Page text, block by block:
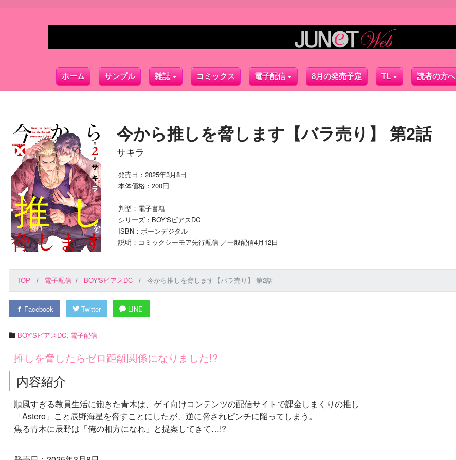
ホーム サンプル 雑誌 コミックス 電子配信 8月の発売予定 TL 読者の方へ
今から推しを脅します【バラ売り】 第2話
サキラ
発売日：2025年3月8日
本体価格：200円
判型：電子書籍
シリーズ：BOY'SピアスDC
ISBN：ボーンデジタル
説明：コミックシーモア先行配信 ／一般配信4月12日
TOP 電子配信 BOY'SピアスDC 今から推しを脅します【バラ売り】 第2話
Facebook Twitter LINE
BOY'SピアスDC, 電子配信
推しを脅したらゼロ距離関係になりました!?
内容紹介
順風すぎる教員生活に飽きた青木は、ゲイ向けコンテンツの配信サイトで課金しまくりの推し
「Astero」こと辰野海星を脅すことにしたが、逆に脅されピンチに陥ってしまう。
焦る青木に辰野は「俺の相方になれ」と提案してきて…!?